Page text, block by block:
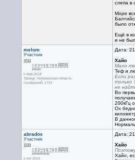
слепа в
Море
было
Ещё в
и не
melom
Участник
с мар 2014
Троицк, Челябинская область
Сообщений: 1733
Дата:
Хайо
Мало
Теф и
Если
только
не
Во
200кГц
Ох
В
abradox
Участник
с окт 2013
Дата:
Хайо
Хайо,